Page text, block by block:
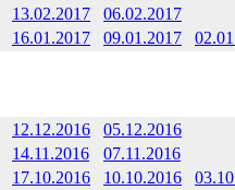
13.02.2017
06.02.2017
16.01.2017 09.01.2017
12.12.2016
05.12.2016
14.11.2016
07.11.2016
17.10.2016 10.10.2016